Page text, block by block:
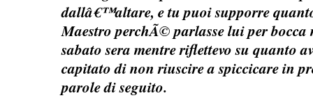
dallâ€™altare, e tu puoi supporre
Maestro perchÃ© parlasse lui per bocca
sabato sera mentre riflettevo su quanto
capitato di non riuscire a spiccicare in
parole di seguito.